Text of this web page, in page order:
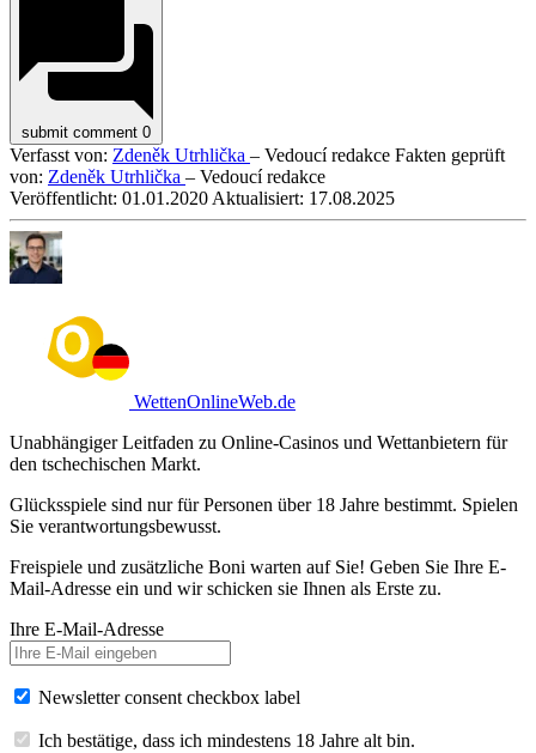
submit comment 0
Verfasst von: Zdeněk Utrhlička – Vedoucí redakce Fakten geprüft
von: Zdeněk Utrhlička – Vedoucí redakce
Veröffentlicht: 01.01.2020Aktualisiert: 17.08.2025
WettenOnlineWeb.de
Unabhängiger Leitfaden zu Online-Casinos und Wettanbietern für
den tschechischen Markt.
Glücksspiele sind nur für Personen über 18 Jahre bestimmt. Spielen
Sie verantwortungsbewusst.
Freispiele und zusätzliche Boni warten auf Sie! Geben Sie Ihre E-
Mail-Adresse ein und wir schicken sie Ihnen als Erste zu.
Ihre E-Mail-Adresse
Newsletter consent checkbox label
Ich bestätige, dass ich mindestens 18 Jahre alt bin.